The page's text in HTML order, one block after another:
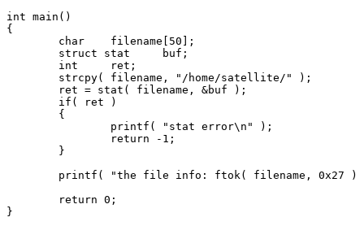
int main()
{
        char    filename[50];
        struct stat     buf;
        int     ret;
        strcpy( filename, "/home/satellite/" );
        ret = stat( filename, &buf );
        if( ret )
        {
                printf( "stat error\n" );
                return -1;
        }
printf( "the file info: ftok( filename, 0x27
        return 0;
}